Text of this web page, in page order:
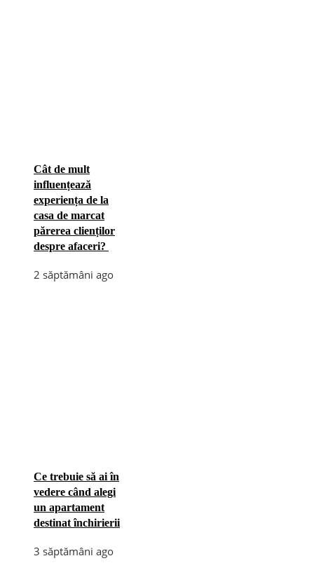
Cât de mult
influențează
experiența de la
casa de marcat
părerea clienților
despre afaceri?
2 săptămâni ago
Ce trebuie să ai în
vedere când alegi
un apartament
destinat închirierii
3 săptămâni ago